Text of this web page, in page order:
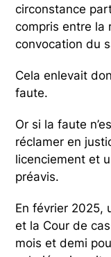
circonstance
compris entre la
convocation du
Cela enlevait
faute.
Or si la faute
réclamer en
licenciement et
préavis.
En février 2025,
et la Cour de
mois et demi